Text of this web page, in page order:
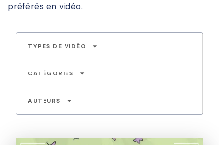
préférés en vidéo.
TYPES DE VIDÉO arrow_drop_down
CATÉGORIES arrow_drop_down
AUTEURS arrow_drop_down